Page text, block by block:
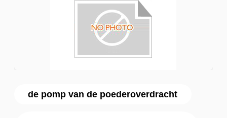
de pomp van de poederoverdracht